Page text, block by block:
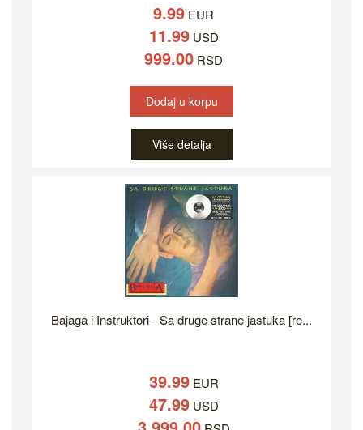
9.99 EUR
11.99USD
999.00 RSD
Dodaj u korpu
Više detalja
Bajaga i Instruktori - Sa druge strane jastuka [re...
39.99EUR
47.99USD